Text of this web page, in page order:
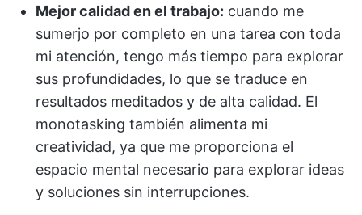
Mejor calidad en el trabajo: cuando me
sumerjo por completo en una tarea con toda
mi atención, tengo más tiempo para explorar
sus profundidades, lo que se traduce en
resultados meditados y de alta calidad. El
monotasking también alimenta mi
creatividad, ya que me proporciona el
espacio mental necesario para explorar ideas
y soluciones sin interrupciones.